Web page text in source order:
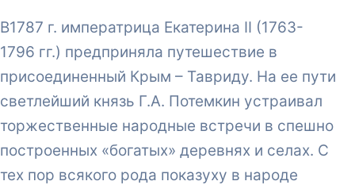
В1787 г. императрица Екатерина II (1763-
1796 гг.) предприняла путешествие в
присоединенный Крым – Тавриду. На ее пути
светлейший князь Г.А. Потемкин устраивал
торжественные народные встречи в спешно
построенных «богатых» деревнях и селах. С
тех пор всякого рода показуху в народе